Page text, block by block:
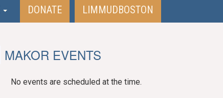
DONATE LIMMUDBOSTON
MAKOR EVENTS
No events are scheduled at the time.